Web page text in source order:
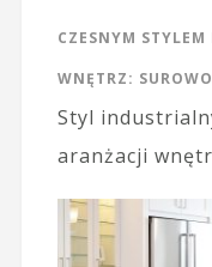
CZESNYM
WNĘTRZ:
Styl
aranżacji